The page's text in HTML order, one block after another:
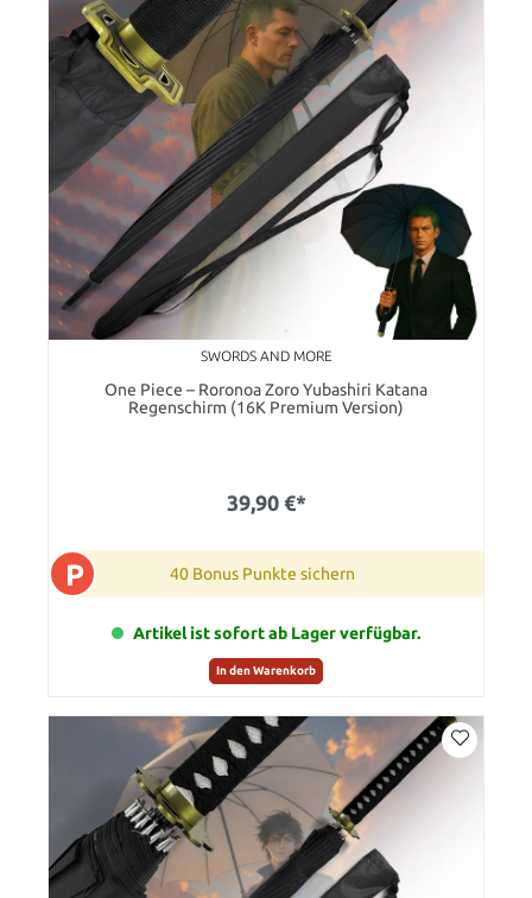
SWORDS AND MORE
One Piece – Roronoa Zoro Yubashiri Katana
Regenschirm (16K Premium Version)
39,90 €*
P 40 Bonus Punkte sichern
Artikel ist sofort ab Lager verfügbar.
In den Warenkorb